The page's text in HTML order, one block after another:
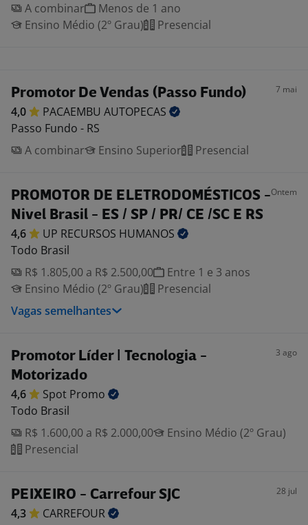
A combinar
Menos de 1 ano
Ensino Médio (2º Grau)
Presencial
Promotor De Vendas (Passo Fundo) 7 mai
4,0 PACAEMBU AUTOPECAS
Passo Fundo - RS
A combinar
Ensino Superior Presencial
PROMOTOR DE ELETRODOMÉSTICOS -
Nivel Brasil - ES / SP / PR/ CE /SC E RS
Ontem
4,6 UP RECURSOS HUMANOS
Todo Brasil
R$ 1.805,00 a R$ 2.500,00
Entre 1 e 3 anos
Ensino Médio (2º Grau)
Presencial
Vagas semelhantes
Promotor Líder | Tecnologia -
Motorizado
3 ago
4,6 Spot Promo
Todo Brasil
R$ 1.600,00 a R$ 2.000,00
Ensino Médio (2º Grau)
Presencial
PEIXEIRO - Carrefour SJC 28 jul
4,3
CARREFOUR